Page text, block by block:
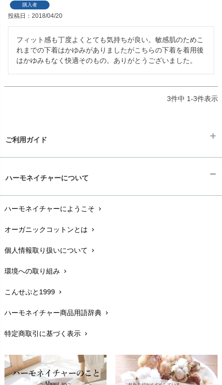
購入者
投稿日 2018/04/20
フィット感も丁度よくとても気持ちが良い。敏感肌のためこ
れまでの下着はかゆみがありましたがこちらの下着を着用後
はかゆみもなく快適そのもの。ありがとうございました。
3件中 1-3件表示
ご利用ガイド
配送と送料chevron_right
在庫状況と発送予定chevron_right
サイズ・寸法chevron_right
生地・素材chevron_right
お手入れについて
レビューを書こうchevron_right
返品交換chevron_right
FAXでのご注文
お問い合わせchevron_right
ハーモネイチャーについて
ハーモネイチャーにようこそ chevron_right
オーガニックコットンとは chevron_right
個人情報取り扱いについて chevron_right
環境への取り組み chevron_right
こんせぷと1999 chevron_right
ハーモネイチャー商品用語辞典 chevron_right
特定商取引に基づく表示 chevron_right